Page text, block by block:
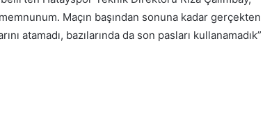
Maçın başından sonuna kadar gerçekten
atamadı, bazılarında da son pasları kullanamadık”